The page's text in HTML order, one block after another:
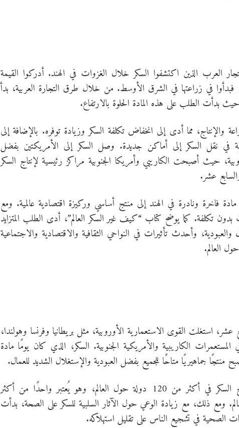
العرب الذين اكتشفوا السكر خلال الغزوات في الهند. أدركوا القيمة
فبدأوا في زراعتها في الشرق الأوسط. من خلال طرق التجارة العربية، بدأ
بدأت الطلب على هذه المادة الحلوة بالارتفاع.
والإنتاج، مما أدى إلى انخفاض تكلفة السكر وزيادة توفره. بالإضافة إلى
في نقل السكر إلى أماكن جديدة. وصل السكر إلى الأمريكتين بفضل
حيث أصبحت الكاريبي وأمريكا الجنوبية مراكز رئيسية لإنتاج السكر
عشر.
فاخرة ونادرة في الهند إلى منتج أساسي وركيزة اقتصادية عالمية. ومع
تكلفة. كما يوضح كتاب “كيف غير السكر العالم”، أدى الطلب المتزايد
وأحدث تأثيرات في النواحي الثقافية والاقتصادية والاجتماعية
العالم.
عشر، استغلت القوى الاستعمارية الأوروبية، مثل بريطانيا وفرنسا وهولندا،
المستعمرات الكاريبية والأمريكية الجنوبية. السكر، الذي كان يومًا مادة
منتجًا جماهيريًا متاحًا للجميع بفضل العبودية والإستغلال الشديد للعمال.
وفي الوقت الحاضر، يتم إنتاج السكر في أكثر من 120 دولة حول العالم، وهو يُعتبر واحدًا من أكثر
ومع ذلك، مع زيادة الوعي حول الآثار السلبية للسكر على الصحة، بدأت
الصحية في تشجيع الناس على تقليل استهلاكه.